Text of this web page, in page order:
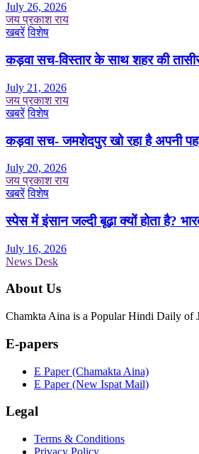
July 26, 2026
जय प्रकाश राय
खबरें विशेष
कड़वा सच-विस्तार के साथ शहर की
July 21, 2026
जय प्रकाश राय
खबरें विशेष
कड़वा सच- जमशेदपुर खो रहा है अपनी
July 20, 2026
जय प्रकाश राय
खबरें विशेष
स्पेस में इंसान जल्दी बूढ़ा क्यों होता है?
July 16, 2026
News Desk
About Us
Chamkta Aina is a Popular Hindi Daily of
E-papers
E Paper (Chamakta Aina)
E Paper (New Ispat Mail)
Legal
Terms & Conditions
Privacy Policy